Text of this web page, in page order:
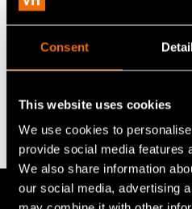
Consent
This website uses cookies
We use cookies to
provide social media features
We also share information
our social media, advertising
yhteistyökumppanien
Vahvempi markkina-
Lisätietoa NATO DIANA
and Quantum (SCSQ) -
Aika hyö­dyn­tää Nato DIANA-​